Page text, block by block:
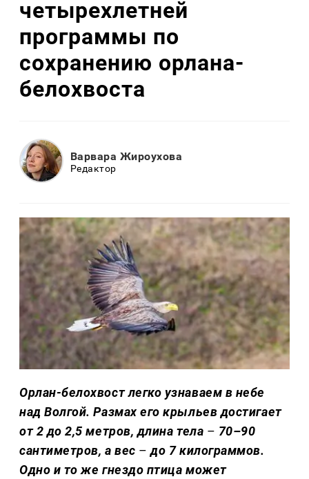
четырехлетней
программы по
сохранению орлана-
белохвоста
Варвара Жироухова
Редактор
Орлан-белохвост легко узнаваем в небе
над Волгой. Размах его крыльев достигает
от 2 до 2,5 метров, длина тела – 70–90
сантиметров, а вес – до 7 килограммов.
Одно и то же гнездо птица может